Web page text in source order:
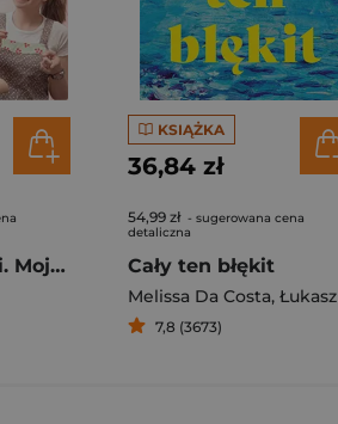
Pierogi z kimchi. Moje ulubione azjatyckie przepisy - książka z autografem
KSIĄŻKA
36,84 zł
54,99 zł - sugerowana cena
detaliczna
Cały ten błękit
Melissa Da Costa, Łukasz Müller
7,8 (3673)